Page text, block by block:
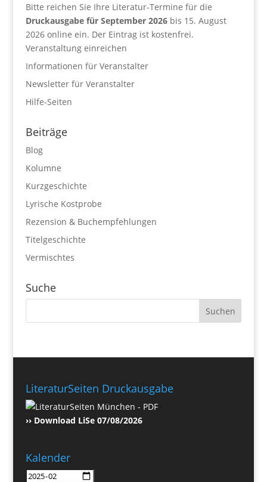
Bitte reichen Sie Ihre Literatur-Termine für die
Druckausgabe für September 2026bis 15. August
2026 online ein. Der Eintrag ist kostenfrei.
Veranstaltung einreichen
Informationen für Veranstalter
Newsletter für Veranstalter
Hilfe-Seiten
Beiträge
Blog
Kolumne
Kurzgeschichte
Lyrische Kostprobe
Rezension & Buchempfehlungen
Titelgeschichte
Vermischtes
Suche
LiteraturSeiten Druckausgabe
›› Download LiSe 07/08/2026
Kalender